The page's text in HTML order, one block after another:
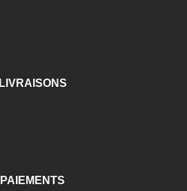
LIVRAISONS
PAIEMENTS